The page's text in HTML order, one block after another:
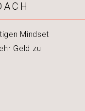
Mindset
Geld zu